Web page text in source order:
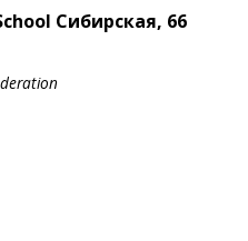
Сибирская, 66